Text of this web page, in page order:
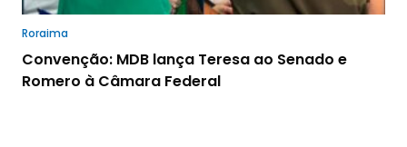
Roraima
Convenção: MDB lança Teresa ao Senado e
Romero à Câmara Federal